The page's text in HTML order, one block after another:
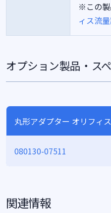
※この製
ィス流
オプション製品・ス
丸形アダプター オリフィ
080130-07511
関連情報